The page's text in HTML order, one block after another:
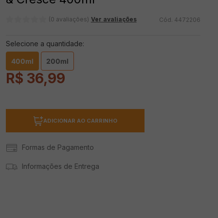
(0 avaliações) Ver avaliações 4472206
Selecione a quantidade:
400ml 200ml
R$ 36,99
ADICIONAR AO CARRINHO
Formas de Pagamento
Informações de Entrega